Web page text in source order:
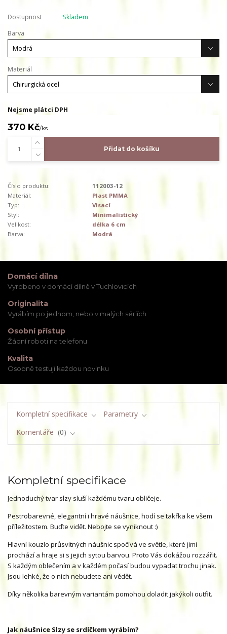
Dostupnost
Skladem
Barva
Materiál
Nejsme plátci DPH
370 Kč/ks
Přidat do košíku
Číslo produktu:
112003-12
Materiál:
Plast PMMA
Typ:
Visací
Styl:
Minimalistický
Velikost:
délka 6 cm
Barva:
Modrá
Domácí dílna
Vyrobeno v domácí dílně v Tuchlovicích
Originalita
Vyrábím po jednom, nebo v malých sériích
Osobní přístup
Žádní roboti na telefonu
Kvalita
Osobně testuji každou novinku
Kompletní specifikace
Parametry
Komentáře
0
Kompletní specifikace
Jednoduchý tvar slzy sluší každému tvaru obličeje.
Pestrobarevné, elegantní i hravé náušnice, hodí se takřka ke všem
příležitostem. Buďte vidět. Nebojte se vyniknout :)
Hlavní kouzlo průsvitných náušnic spočívá ve světle, které jimi
prochází a hraje si s jejich sytou barvou. Proto Vás dokážou rozzářit.
S každým oblečením a v každém počasí budou vypadat trochu jinak.
Jsou lehké, že o nich nebudete ani vědět.
Díky několika barevným variantám pomohou doladit jakýkoli outfit.
Jak náušnice Slzy se srdíčkem vyrábím?